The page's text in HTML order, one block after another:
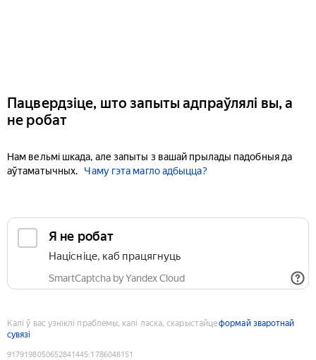
Пацвердзіце, што запыты адпраўлялі вы, а
не робат
Нам вельмі шкада, але запыты з вашай прылады падобныя да
аўтаматычных.
Чаму гэта магло адбыцца?
Я не робат
Націсніце, каб працягнуць
SmartCaptcha by Yandex Cloud
Калі ў вас узніклі праблемы, калі ласка, скарыстайцеформай зваротнай
сувязі
9179198050652841445:1786048151